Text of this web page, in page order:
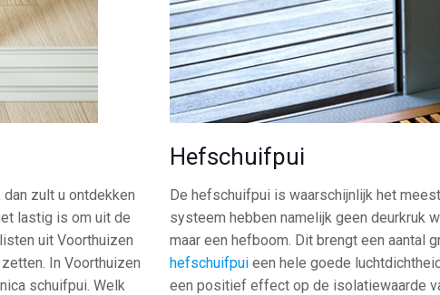
zult u ontdekken
lastig is om uit de
uit Voorthuizen
In Voorthuizen
schuifpui. Welk
Hefschuifpui
De hefschuifpui is waarschijnlijk het
systeem hebben namelijk geen deurkruk
maar een hefboom. Dit brengt een aantal
hefschuifpuieen hele goede
een positief effect op de isolatiewaarde